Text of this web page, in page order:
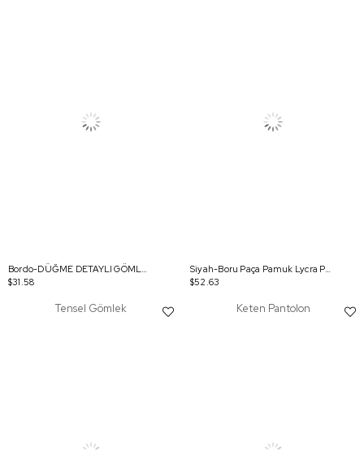
Bordo-DÜĞME DETAYLI GÖMLEK
$31.58
Siyah-Boru Paça Pamuk Lycra Pantolon
$52.63
Tensel Gömlek Keten Pantolon